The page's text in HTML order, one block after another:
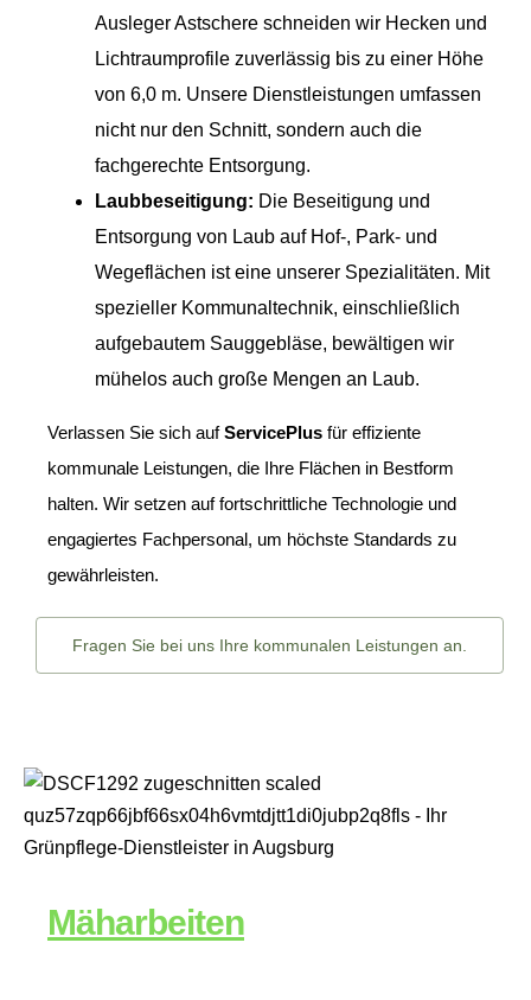
Ausleger Astschere schneiden wir Hecken und
Lichtraumprofile zuverlässig bis zu einer Höhe
von 6,0 m. Unsere Dienstleistungen umfassen
nicht nur den Schnitt, sondern auch die
fachgerechte Entsorgung.
Laubbeseitigung: Die Beseitigung und
Entsorgung von Laub auf Hof-, Park- und
Wegeflächen ist eine unserer Spezialitäten. Mit
spezieller Kommunaltechnik, einschließlich
aufgebautem Sauggebläse, bewältigen wir
mühelos auch große Mengen an Laub.
Verlassen Sie sich aufServicePlus für effiziente
kommunale Leistungen, die Ihre Flächen in Bestform
halten. Wir setzen auf fortschrittliche Technologie und
engagiertes Fachpersonal, um höchste Standards zu
gewährleisten.
Fragen Sie bei uns Ihre kommunalen Leistungen an.
Mäharbeiten